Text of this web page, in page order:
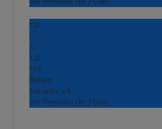
+31
°
C
+32°
+23°
Belém
Sábado, 08
Ver Previsão de 7 Dias